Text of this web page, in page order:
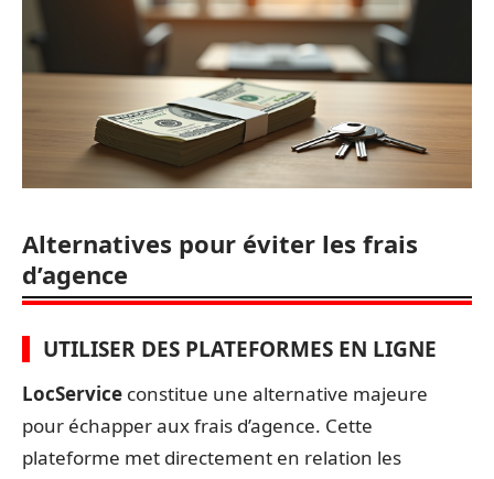
Alternatives pour éviter les frais
d’agence
UTILISER DES PLATEFORMES EN LIGNE
LocService constitue une alternative majeure
pour échapper aux frais d’agence. Cette
plateforme met directement en relation les